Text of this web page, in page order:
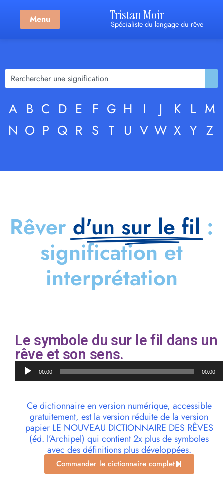
Menu Tristan Moir
Spécialiste du langage du rêve
A B C D E F G H I J K L M
N O P Q R S T U V W X Y Z
Rêver d'un sur le fil :
signification et
interprétation
Le symbole du sur le fil dans un
rêve et son sens.
Lecteur
audio00:00 00:00
Ce dictionnaire en version numérique, accessible
gratuitement, est la version réduite de la version
papier LE NOUVEAU DICTIONNAIRE DES RÊVES
(éd. l’Archipel) qui contient 2x plus de symboles
avec des définitions plus développées.
Commander le dictionnaire complet